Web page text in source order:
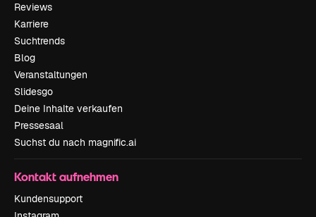
Reviews
Karriere
Suchtrends
Blog
Veranstaltungen
Slidesgo
Deine Inhalte verkaufen
Pressesaal
Suchst du nach magnific.ai
Kontakt aufnehmen
Kundensupport